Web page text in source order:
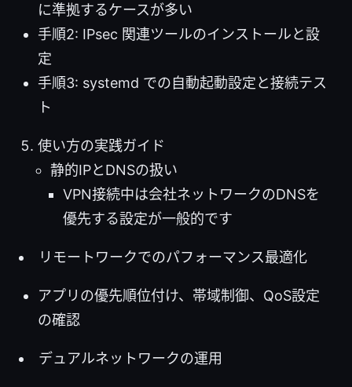
に準拠するケースが多い
手順2: IPsec 関連ツールのインストールと設
定
手順3: systemd での自動起動設定と接続テス
ト
使い方の実践ガイド
静的IPとDNSの扱い
VPN接続中は会社ネットワークのDNSを
優先する設定が一般的です
リモートワークでのパフォーマンス最適化
アプリの優先順位付け、帯域制御、QoS設定
の確認
デュアルネットワークの運用